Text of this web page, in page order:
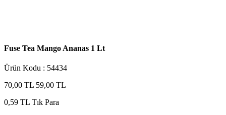
Fuse Tea Mango Ananas 1 Lt
Ürün Kodu : 54434
70,00 TL 59,00 TL
0,59 TL Tık Para